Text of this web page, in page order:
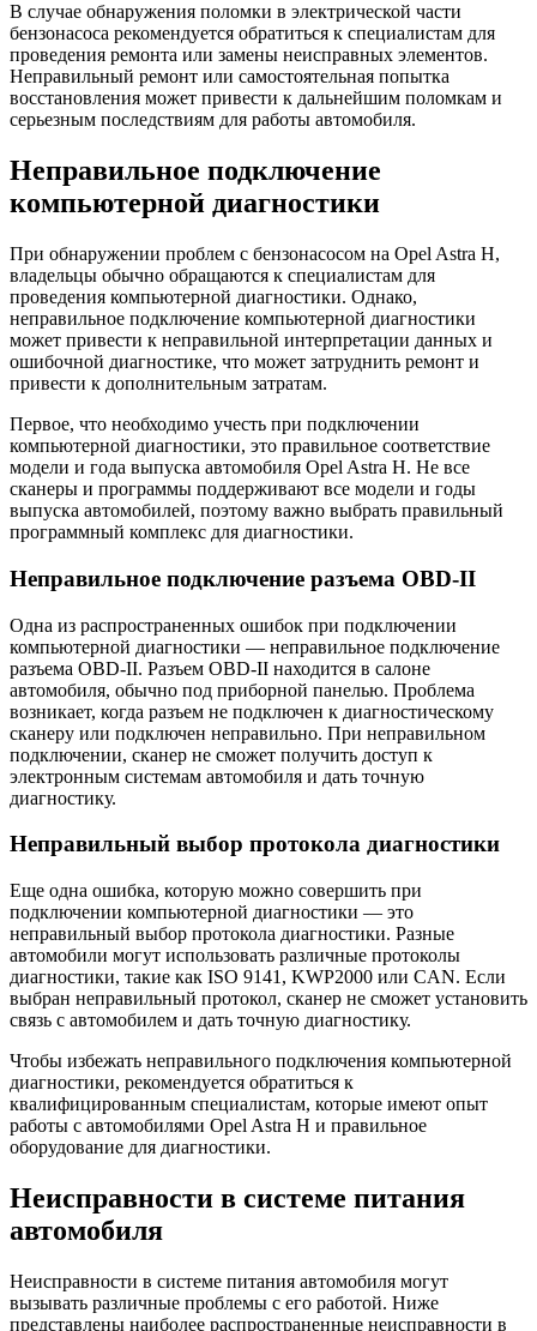
В случае обнаружения поломки в электрической части
бензонасоса рекомендуется обратиться к специалистам для
проведения ремонта или замены неисправных элементов.
Неправильный ремонт или самостоятельная попытка
восстановления может привести к дальнейшим поломкам и
серьезным последствиям для работы автомобиля.
Неправильное подключение
компьютерной диагностики
При обнаружении проблем с бензонасосом на Opel Astra H,
владельцы обычно обращаются к специалистам для
проведения компьютерной диагностики. Однако,
неправильное подключение компьютерной диагностики
может привести к неправильной интерпретации данных и
ошибочной диагностике, что может затруднить ремонт и
привести к дополнительным затратам.
Первое, что необходимо учесть при подключении
компьютерной диагностики, это правильное соответствие
модели и года выпуска автомобиля Opel Astra H. Не все
сканеры и программы поддерживают все модели и годы
выпуска автомобилей, поэтому важно выбрать правильный
программный комплекс для диагностики.
Неправильное подключение разъема OBD-II
Одна из распространенных ошибок при подключении
компьютерной диагностики — неправильное подключение
разъема OBD-II. Разъем OBD-II находится в салоне
автомобиля, обычно под приборной панелью. Проблема
возникает, когда разъем не подключен к диагностическому
сканеру или подключен неправильно. При неправильном
подключении, сканер не сможет получить доступ к
электронным системам автомобиля и дать точную
диагностику.
Неправильный выбор протокола диагностики
Еще одна ошибка, которую можно совершить при
подключении компьютерной диагностики — это
неправильный выбор протокола диагностики. Разные
автомобили могут использовать различные протоколы
диагностики, такие как ISO 9141, KWP2000 или CAN. Если
выбран неправильный протокол, сканер не сможет установить
связь с автомобилем и дать точную диагностику.
Чтобы избежать неправильного подключения компьютерной
диагностики, рекомендуется обратиться к
квалифицированным специалистам, которые имеют опыт
работы с автомобилями Opel Astra H и правильное
оборудование для диагностики.
Неисправности в системе питания
автомобиля
Неисправности в системе питания автомобиля могут
вызывать различные проблемы с его работой. Ниже
представлены наиболее распространенные неисправности в